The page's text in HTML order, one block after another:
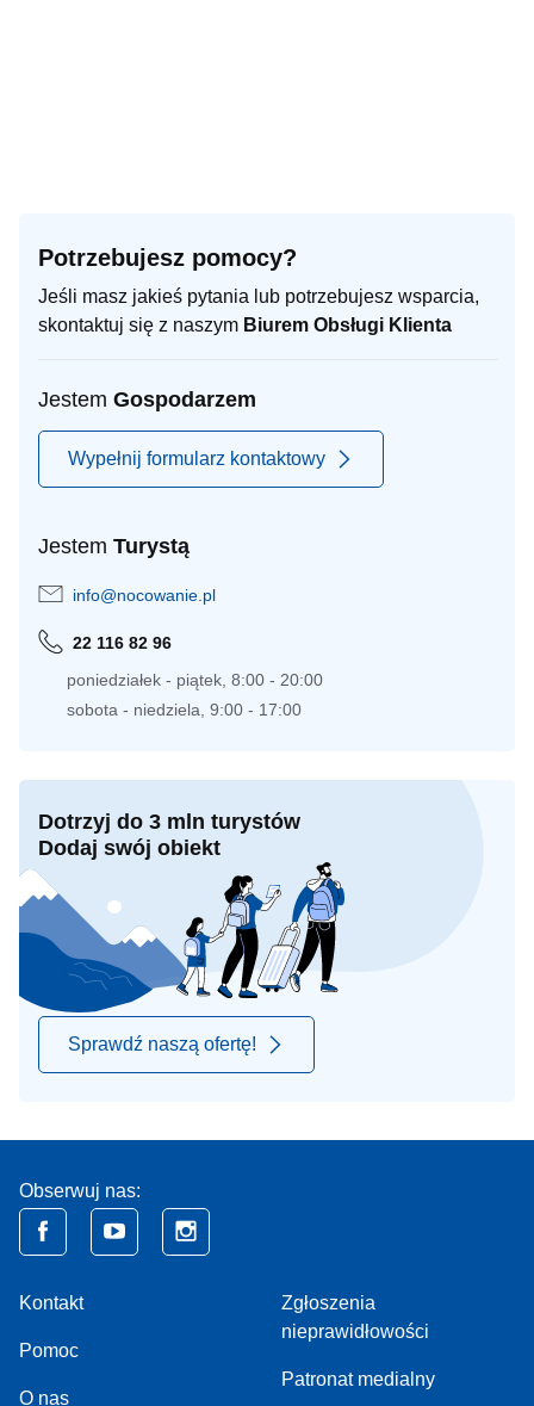
Potrzebujesz pomocy?
Jeśli masz jakieś pytania lub potrzebujesz wsparcia,
skontaktuj się z naszym Biurem Obsługi Klienta
Jestem Gospodarzem
Wypełnij formularz kontaktowy
Jestem Turystą
info@nocowanie.pl
22 116 82 96
poniedziałek - piątek, 8:00 - 20:00
sobota - niedziela, 9:00 - 17:00
Dotrzyj do 3 mln turystów
Dodaj swój obiekt
Sprawdź naszą ofertę!
Obserwuj nas:
Kontakt
Pomoc
O nas
Zgłoszenia
nieprawidłowości
Patronat medialny